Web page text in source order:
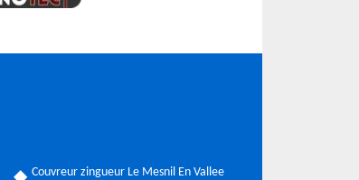
Couvreur zingueur Le Mesnil En Vallee